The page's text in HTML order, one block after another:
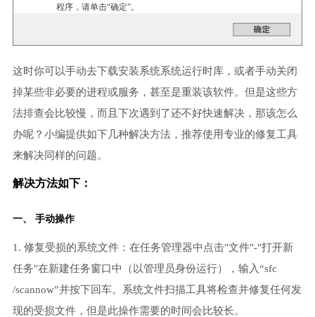
程序，请单击“确定”。
这时你可以手动去下载安装系统系统运行时库，或者手动关闭
掉某些非必要的进程或服务，甚至是重装该软件。但是这些方
法排查会比较慢，而且下次遇到了还不好快速解决，那该怎么
办呢？小编提供如下几种解决方法，推荐使用专业的修复工具
来解决同样的问题。
解决方法如下：
一、 手动操作
1. 修复受损的系统文件：在任务管理器中点击"文件"-"打开新
任务"在新建任务窗口中（以管理员身份运行），输入“sfc
/scannow”并按下回车。系统文件扫描工具将检查并修复任何发
现的受损文件，但是此操作需要的时间会比较长。